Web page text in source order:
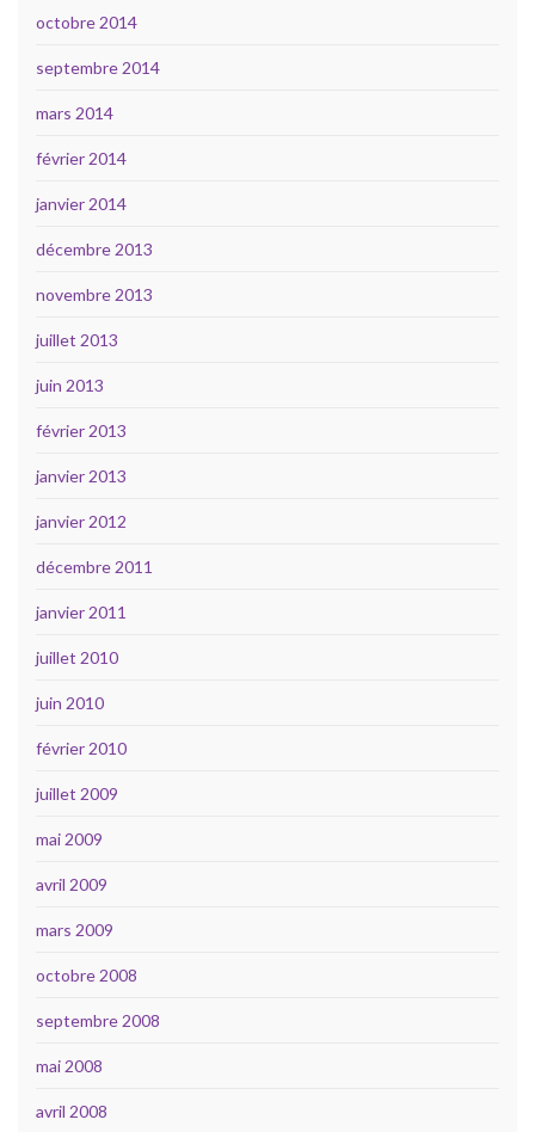
octobre 2014
septembre 2014
mars 2014
février 2014
janvier 2014
décembre 2013
novembre 2013
juillet 2013
juin 2013
février 2013
janvier 2013
janvier 2012
décembre 2011
janvier 2011
juillet 2010
juin 2010
février 2010
juillet 2009
mai 2009
avril 2009
mars 2009
octobre 2008
septembre 2008
mai 2008
avril 2008